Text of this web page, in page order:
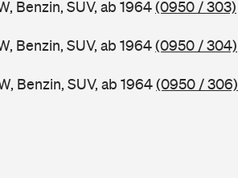
Benzin, SUV, ab 1964(0950 / 303)
Benzin, SUV, ab 1964(0950 / 304)
Benzin, SUV, ab 1964(0950 / 306)